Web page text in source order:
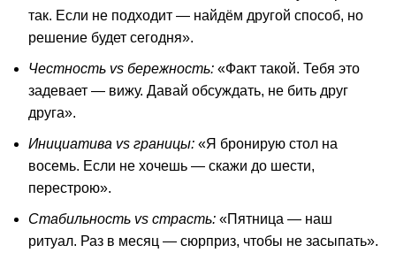
так. Если не подходит — найдём другой способ, но
решение будет сегодня».
Честность vs бережность: «Факт такой. Тебя это
задевает — вижу. Давай обсуждать, не бить друг
друга».
Инициатива vs границы: «Я бронирую стол на
восемь. Если не хочешь — скажи до шести,
перестрою».
Стабильность vs страсть: «Пятница — наш
ритуал. Раз в месяц — сюрприз, чтобы не засыпать».